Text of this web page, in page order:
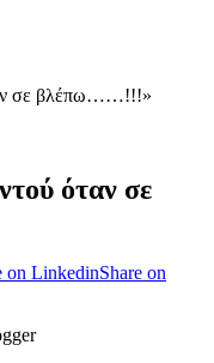
σε βλέπω……!!!»
όταν σε
on LinkedinShare on